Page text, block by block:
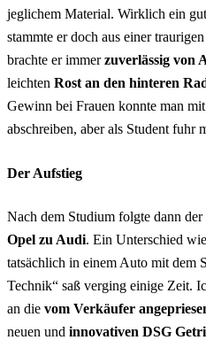
jeglichem Material. Wirklich ein
stammte er doch aus einer
brachte er immerzuverlässig von
leichten Rost an den hinteren
Gewinn bei Frauen konnte man
abschreiben, aber als Student fuhr
Der Aufstieg
Nach dem Studium folgte dann
Opel zu Audi. Ein Unterschied
tatsächlich in einem Auto mit dem
Technik“ saß verging einige Zeit.
an die vom Verkäufer
neuen und innovativen DSG